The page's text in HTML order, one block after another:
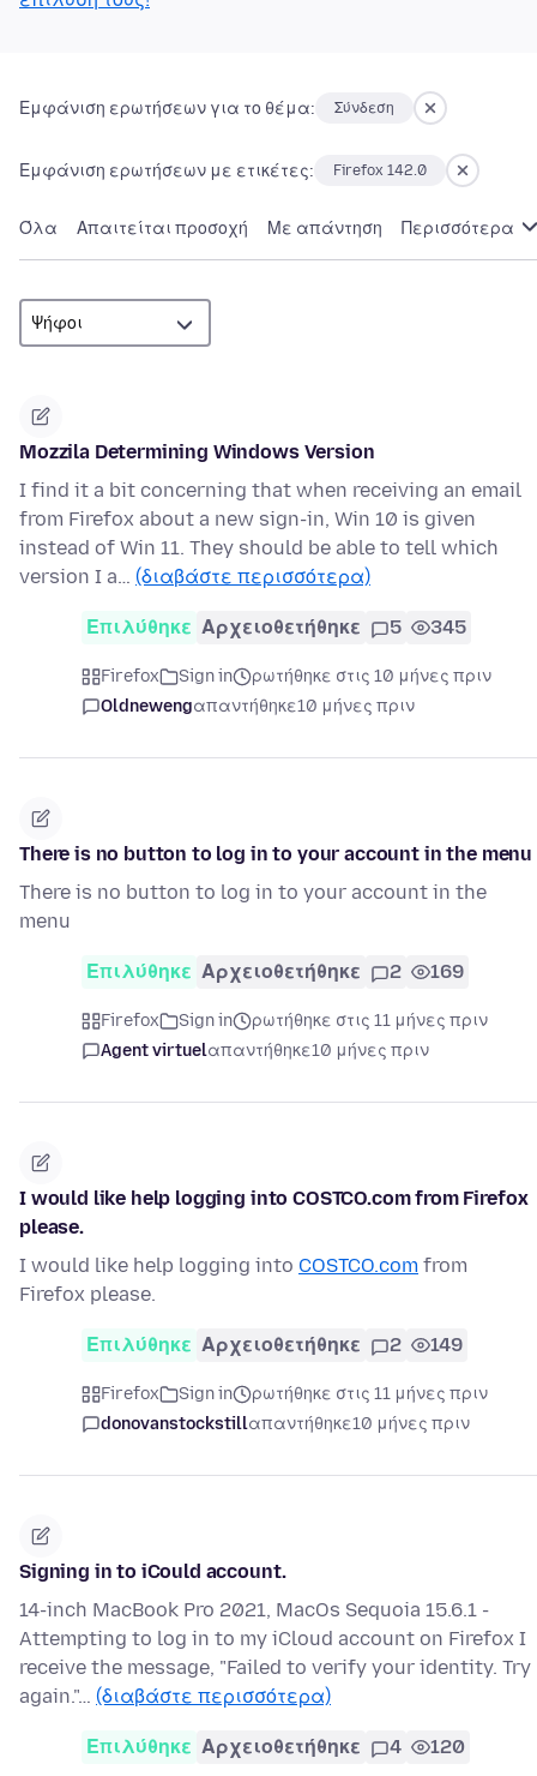
Εμφάνιση ερωτήσεων για το θέμα: Σύνδεση
Εμφάνιση ερωτήσεων με ετικέτες: Firefox 142.0
Όλα Απαιτείται προσοχή Με απάντηση Περισσότερα
Mozzila Determining Windows Version
I find it a bit concerning that when receiving an email
from Firefox about a new sign-in, Win 10 is given
instead of Win 11. They should be able to tell which
version I a… (διαβάστε περισσότερα)
Επιλύθηκε Αρχειοθετήθηκε 5 345
Firefox Sign in
ρωτήθηκε στις 10 μήνες πριν
Oldnewengαπαντήθηκε10 μήνες πριν
There is no button to log in to your account in the menu
There is no button to log in to your account in the
menu
Επιλύθηκε Αρχειοθετήθηκε 2 169
Firefox Sign in
ρωτήθηκε στις 11 μήνες πριν
Agent virtuelαπαντήθηκε10 μήνες πριν
I would like help logging into COSTCO.com from Firefox
please.
I would like help logging into COSTCO.com from
Firefox please.
Επιλύθηκε Αρχειοθετήθηκε 2 149
Firefox Sign in
ρωτήθηκε στις 11 μήνες πριν
donovanstockstillαπαντήθηκε10 μήνες πριν
Signing in to iCould account.
14-inch MacBook Pro 2021, MacOs Sequoia 15.6.1 -
Attempting to log in to my iCloud account on Firefox I
receive the message, "Failed to verify your identity. Try
again."… (διαβάστε περισσότερα)
Επιλύθηκε Αρχειοθετήθηκε 4 120